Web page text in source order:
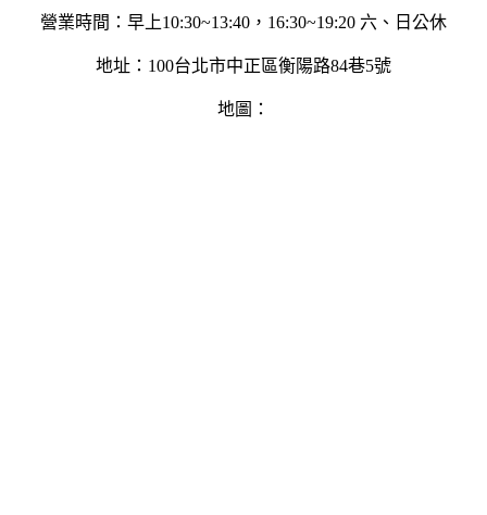
營業時間：早上10:30~13:40，16:30~19:20 六、日公休
地址：100台北市中正區衡陽路84巷5號
地圖：